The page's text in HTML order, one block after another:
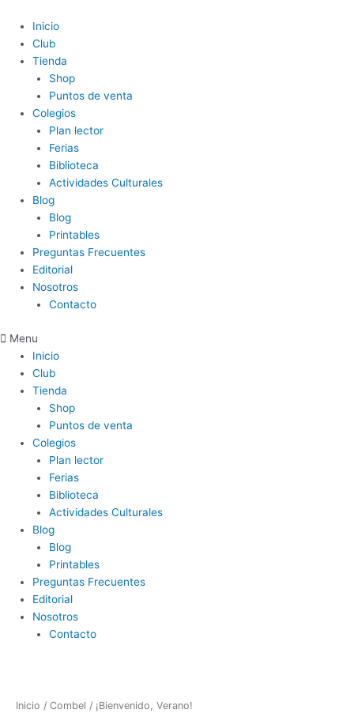
contenido
Inicio
Club
Tienda
Shop
Puntos de venta
Colegios
Plan lector
Ferias
Biblioteca
Actividades Culturales
Blog
Blog
Printables
Preguntas Frecuentes
Editorial
Nosotros
Contacto
Menu
Inicio
Club
Tienda
Shop
Puntos de venta
Colegios
Plan lector
Ferias
Biblioteca
Actividades Culturales
Blog
Blog
Printables
Preguntas Frecuentes
Editorial
Nosotros
Contacto
Inicio / Combel / ¡Bienvenido, Verano!